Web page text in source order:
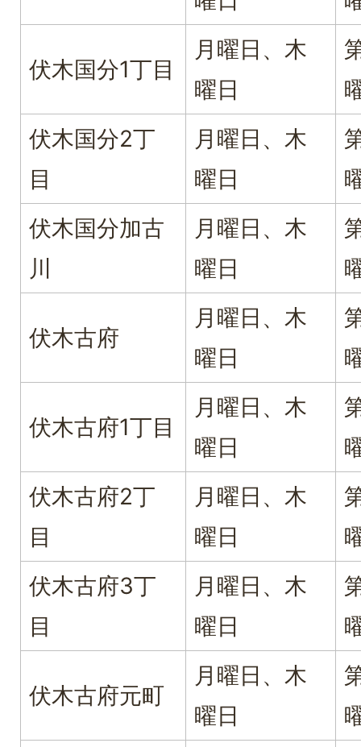
伏木国分1丁目
月曜日、木
曜日
伏木国分2丁
目
月曜日、木
曜日
伏木国分加古
川
月曜日、木
曜日
伏木古府
月曜日、木
曜日
伏木古府1丁目
月曜日、木
曜日
伏木古府2丁
目
月曜日、木
曜日
伏木古府3丁
目
月曜日、木
曜日
伏木古府元町
月曜日、木
曜日